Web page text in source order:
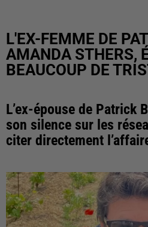
L'EX-FEMME DE
AMANDA STHERS,
BEAUCOUP DE
L’ex-épouse de Patrick
son silence sur les
citer directement